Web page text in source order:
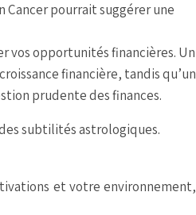
Cancer pourrait suggérer une
vos opportunités financières. Un
financière, tandis qu’un
prudente des finances.
subtilités astrologiques.
et votre environnement,